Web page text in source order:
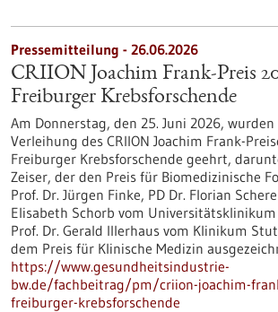
Pressemitteilung - 26.06.2026
CRIION Joachim Frank-Preis
Freiburger Krebsforschende
Am Donnerstag, den 25. Juni 2026,
Verleihung des CRIION Joachim Frank-
Freiburger Krebsforschende geehrt,
Zeiser, der den Preis für Biomedizinische
Prof. Dr. Jürgen Finke, PD Dr. Florian
Elisabeth Schorb vom
Prof. Dr. Gerald Illerhaus vom Klinikum
dem Preis für Klinische Medizin
https://www.gesundheitsindustrie-
bw.de/fachbeitrag/pm/criion-joachim-
freiburger-krebsforschende